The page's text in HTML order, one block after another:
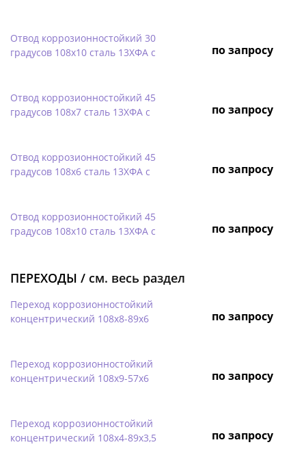
Отвод коррозионностойкий 30
градусов 108х10 сталь 13ХФА с
по запросу
Отвод коррозионностойкий 45
градусов 108х7 сталь 13ХФА с
по запросу
Отвод коррозионностойкий 45
градусов 108х6 сталь 13ХФА с
по запросу
Отвод коррозионностойкий 45
градусов 108х10 сталь 13ХФА с
по запросу
ПЕРЕХОДЫ / см. весь раздел
Переход коррозионностойкий
концентрический 108х8-89х6
по запросу
Переход коррозионностойкий
концентрический 108х9-57х6
по запросу
Переход коррозионностойкий
концентрический 108х4-89х3,5
по запросу